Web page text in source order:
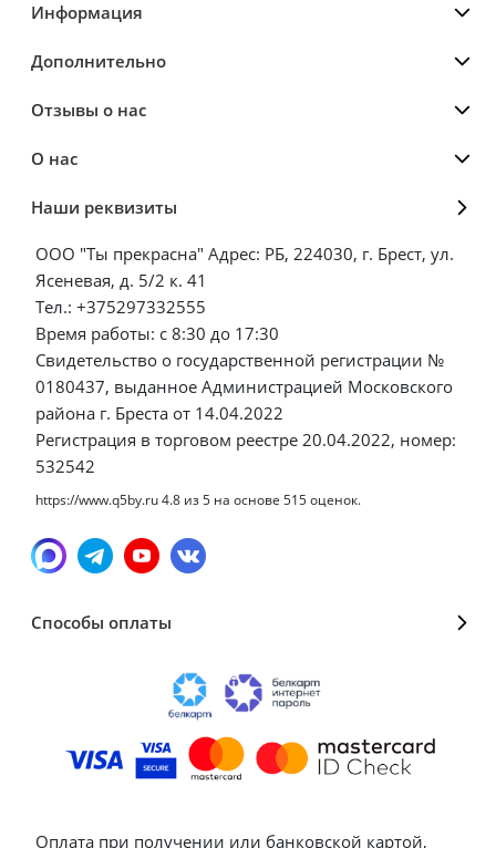
Информация
Дополнительно
Отзывы о нас
О нас
Наши реквизиты
ООО "Ты прекрасна" Адрес: РБ, 224030, г. Брест, ул.
Ясеневая, д. 5/2 к. 41
Тел.: +375297332555
Время работы: с 8:30 до 17:30
Свидетельство о государственной регистрации №
0180437, выданное Администрацией Московского
района г. Бреста от 14.04.2022
Регистрация в торговом реестре 20.04.2022, номер:
532542
https://www.q5by.ru4.8 из5 на основе 515оценок.
Способы оплаты
Оплата при получении или банковской картой,